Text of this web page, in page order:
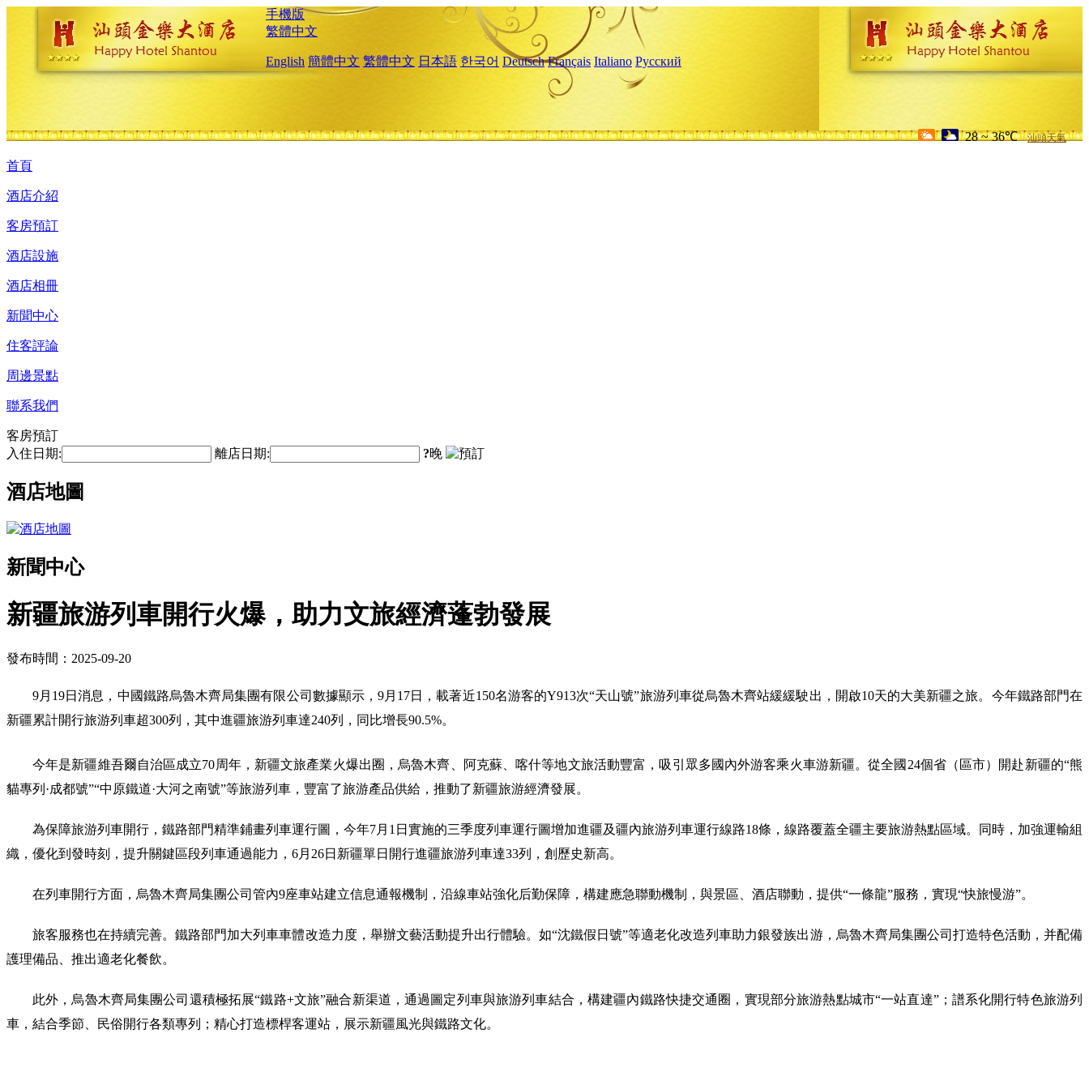
手機版
繁體中文
English 簡體中文 繁體中文 日本語 한국어 Deutsch Français Italiano Русский
28 ~ 36℃ 汕頭天氣
首頁
酒店介紹
客房預訂
酒店設施
酒店相冊
新聞中心
住客評論
周邊景點
聯系我們
客房預訂
入住日期:
離店日期: ?晚
酒店地圖
新聞中心
新疆旅游列車開行火爆，助力文旅經濟蓬勃發展
發布時間：2025-09-20
9月19日消息，中國鐵路烏魯木齊局集團有限公司數據顯示，9月17日，載著近150名游客的Y913次“天山號”旅游列車從烏魯木齊站緩緩駛出，開啟10天的大美新疆之旅。今年鐵路部門在
新疆累計開行旅游列車超300列，其中進疆旅游列車達240列，同比增長90.5%。
今年是新疆維吾爾自治區成立70周年，新疆文旅產業火爆出圈，烏魯木齊、阿克蘇、喀什等地文旅活動豐富，吸引眾多國內外游客乘火車游新疆。從全國24個省（區市）開赴新疆的“熊
貓專列·成都號”“中原鐵道·大河之南號”等旅游列車，豐富了旅游產品供給，推動了新疆旅游經濟發展。
為保障旅游列車開行，鐵路部門精準鋪畫列車運行圖，今年7月1日實施的三季度列車運行圖增加進疆及疆內旅游列車運行線路18條，線路覆蓋全疆主要旅游熱點區域。同時，加強運輸組
織，優化到發時刻，提升關鍵區段列車通過能力，6月26日新疆單日開行進疆旅游列車達33列，創歷史新高。
在列車開行方面，烏魯木齊局集團公司管內9座車站建立信息通報機制，沿線車站強化后勤保障，構建應急聯動機制，與景區、酒店聯動，提供“一條龍”服務，實現“快旅慢游”。
旅客服務也在持續完善。鐵路部門加大列車車體改造力度，舉辦文藝活動提升出行體驗。如“沈鐵假日號”等適老化改造列車助力銀發族出游，烏魯木齊局集團公司打造特色活動，并配備
護理備品、推出適老化餐飲。
此外，烏魯木齊局集團公司還積極拓展“鐵路+文旅”融合新渠道，通過圖定列車與旅游列車結合，構建疆內鐵路快捷交通圈，實現部分旅游熱點城市“一站直達”；譜系化開行特色旅游列
車，結合季節、民俗開行各類專列；精心打造標桿客運站，展示新疆風光與鐵路文化。